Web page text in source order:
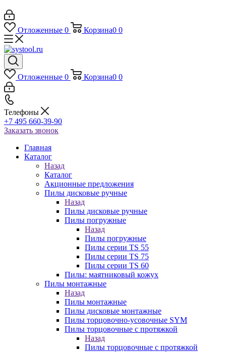
Отложенные 0 Корзина0 0
Отложенные 0 Корзина0 0
Телефоны
+7 495 660-39-90
Заказать звонок
Главная
Каталог
Назад
Каталог
Акционные предложения
Пилы дисковые ручные
Назад
Пилы дисковые ручные
Пилы погружные
Назад
Пилы погружные
Пилы серии TS 55
Пилы серии TS 75
Пилы серии TS 60
Пилы: маятниковый кожух
Пилы монтажные
Назад
Пилы монтажные
Пилы дисковые монтажные
Пилы торцовочно-усовочные SYM
Пилы торцовочные с протяжкой
Назад
Пилы торцовочные с протяжкой